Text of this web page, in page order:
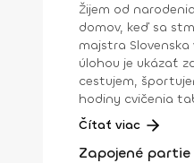
Žijem od
domov, keď sa
majstra
úlohou je ukázať
cestujem,
hodiny cvičenia tabaty, pri ktorej sa so
2017 tréner plávania v ŠK Aquasport Levice od r. 2004 – 2015 kondičný tréner ŠK Aquasport Levice od r 2012 – 2016 tréner pre Zdravú Energiu od r. 2015 kondičný tréner ŠBK
Junior Levice – juniori, kadeti, starší a mladší žiaci
energiu od r. 2015
Čítať viac
Zapojené partie